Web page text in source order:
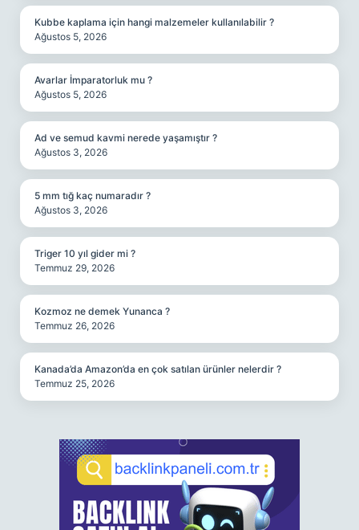
Kubbe kaplama için hangi malzemeler kullanılabilir ?
Ağustos 5, 2026
Avarlar İmparatorluk mu ?
Ağustos 5, 2026
Ad ve semud kavmi nerede yaşamıştır ?
Ağustos 3, 2026
5 mm tığ kaç numaradır ?
Ağustos 3, 2026
Triger 10 yıl gider mi ?
Temmuz 29, 2026
Kozmoz ne demek Yunanca ?
Temmuz 26, 2026
Kanada’da Amazon’da en çok satılan ürünler nelerdir ?
Temmuz 25, 2026